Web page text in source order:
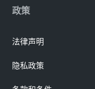
政策
法律声明
隐私政策